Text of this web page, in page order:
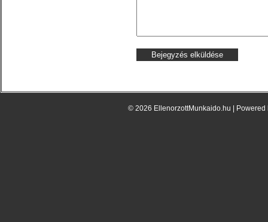
© 2026 EllenorzottMunkaido.hu |